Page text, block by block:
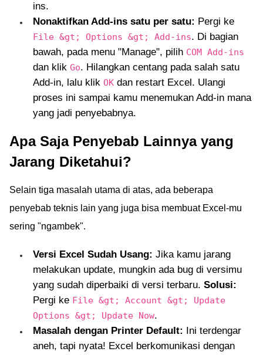
ins.
Nonaktifkan Add-ins satu per satu: Pergi ke
File &gt; Options &gt; Add-ins. Di bagian
bawah, pada menu "Manage", pilih COM Add-ins
dan klik Go. Hilangkan centang pada salah satu
Add-in, lalu klik OK dan restart Excel. Ulangi
proses ini sampai kamu menemukan Add-in mana
yang jadi penyebabnya.
Apa Saja Penyebab Lainnya yang
Jarang Diketahui?
Selain tiga masalah utama di atas, ada beberapa
penyebab teknis lain yang juga bisa membuat Excel-mu
sering "ngambek".
Versi Excel Sudah Usang: Jika kamu jarang
melakukan update, mungkin ada bug di versimu
yang sudah diperbaiki di versi terbaru. Solusi:
Pergi ke File &gt; Account &gt; Update
Options &gt; Update Now.
Masalah dengan Printer Default: Ini terdengar
aneh, tapi nyata! Excel berkomunikasi dengan